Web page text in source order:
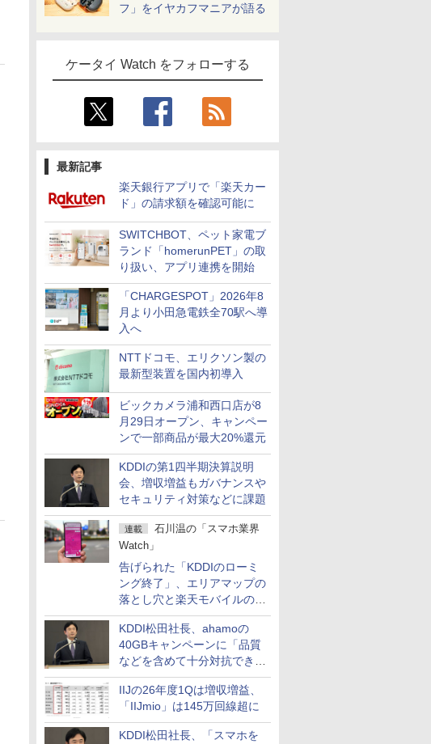
フ」をイヤカフマニアが語る
ケータイ Watch をフォローする
最新記事
楽天銀行アプリで「楽天カー
ド」の請求額を確認可能に
SWITCHBOT、ペット家電ブ
ランド「homerunPET」の取
り扱い、アプリ連携を開始
「CHARGESPOT」2026年8
月より小田急電鉄全70駅へ導
入へ
NTTドコモ、エリクソン製の
最新型装置を国内初導入
ビックカメラ浦和西口店が8
月29日オープン、キャンペー
ンで一部商品が最大20%還元
KDDIの第1四半期決算説明
会、増収増益もガバナンスや
セキュリティ対策などに課題
連載
石川温の「スマホ業界
Watch」
告げられた「KDDIのローミ
ング終了」、エリアマップの
落とし穴と楽天モバイルの課
題
KDDI松田社長、ahamoの
40GBキャンペーンに「品質
などを含めて十分対抗でき
る」
IIJの26年度1Qは増収増益、
「IIJmio」は145万回線超に
KDDI松田社長、「スマホを